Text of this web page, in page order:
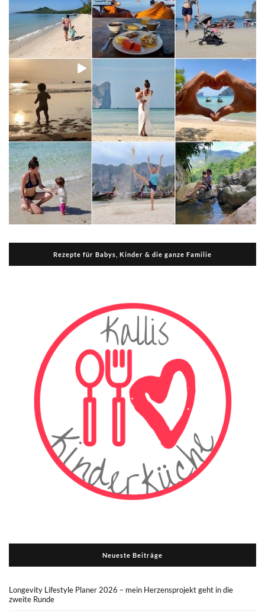
Rezepte für Babys, Kinder & die ganze Familie
Neueste Beiträge
Longevity Lifestyle Planer 2026 – mein Herzensprojekt geht in die
zweite Runde